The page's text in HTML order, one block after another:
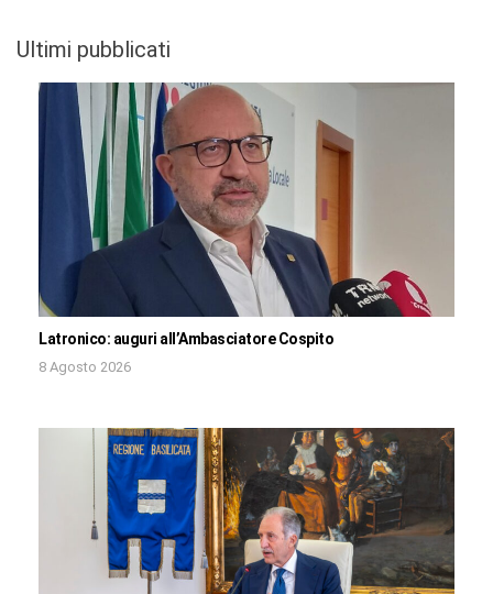
Ultimi pubblicati
Latronico: auguri all’Ambasciatore Cospito
8 Agosto 2026